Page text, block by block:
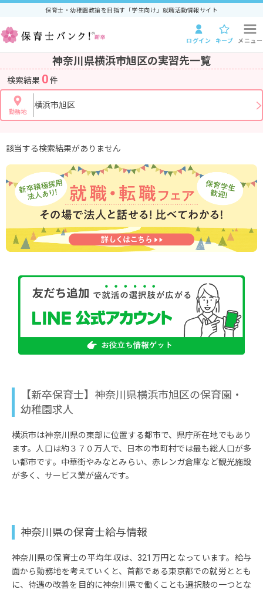
保育士・幼稚園教諭を目指す「学生向け」就職活動情報サイト
ログイン キープ メニュー
神奈川県横浜市旭区の実習先一覧
検索結果 0件
勤務地
横浜市旭区
該当する検索結果がありません
【新卒保育士】神奈川県横浜市旭区の保育園・
幼稚園求人
横浜市は神奈川県の東部に位置する都市で、県庁所在地でもあり
ます。人口は約３７０万人で、日本の市町村では最も総人口が多
い都市です。中華街やみなとみらい、赤レンガ倉庫など観光施設
が多く、サービス業が盛んです。
神奈川県の保育士給与情報
神奈川県の保育士の平均年収は、321万円となっています。給与
面から勤務地を考えていくと、首都である東京都での就労ととも
に、待遇の改善を目的に神奈川県で働くことも選択肢の一つとな